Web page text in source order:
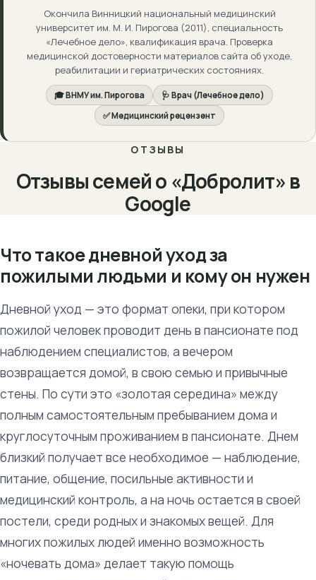
Окончила Винницкий национальный медицинский
университет им. М. И. Пирогова (2011), специальность
«Лечебное дело», квалификация врача. Проверка
медицинской достоверности материалов сайта об уходе,
реабилитации и гериатрических состояниях.
🎓 ВНМУ им. Пирогова
🩺 Врач (Лечебное дело)
✅ Медицинский рецензент
ОТЗЫВЫ
Отзывы семей о «Добролит» в
Google
Что такое дневной уход за
пожилыми людьми и кому он нужен
Дневной уход — это формат опеки, при котором
пожилой человек проводит день в пансионате под
наблюдением специалистов, а вечером
возвращается домой, в свою семью и привычные
стены. По сути это «золотая середина» между
полным самостоятельным пребыванием дома и
круглосуточным проживанием в пансионате. Днем
близкий получает все необходимое — наблюдение,
питание, общение, посильные активности и
медицинский контроль, а на ночь остается в своей
постели, среди родных и знакомых вещей. Для
многих пожилых людей именно возможность
«ночевать дома» делает такую помощь